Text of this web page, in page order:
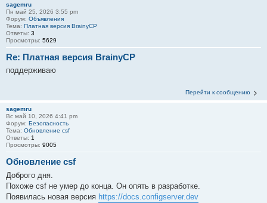
sagemru
Пн май 25, 2026 3:55 pm
Форум: Объявления
Тема: Платная версия BrainyCP
Ответы: 3
Просмотры: 5629
Re: Платная версия BrainyCP
поддерживаю
Перейти к сообщению
sagemru
Вс май 10, 2026 4:41 pm
Форум: Безопасность
Тема: Обновление csf
Ответы: 1
Просмотры: 9005
Обновление csf
Доброго дня.
Похоже csf не умер до конца. Он опять в разработке.
Появилась новая версия https://docs.configserver.dev